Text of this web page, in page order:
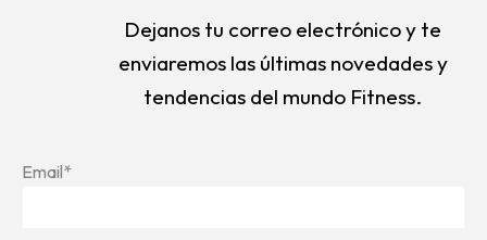
Dejanos tu correo electrónico y te
enviaremos las últimas novedades y
tendencias del mundo Fitness.
Email*